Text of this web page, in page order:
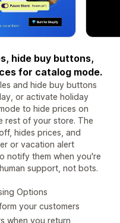
hide buy buttons,
for catalog mode.
and hide buy buttons
or activate holiday
to hide prices on
rest of your store. The
hides prices, and
or vacation alert
notify them when you're
support, not bots.
Options
your customers
when you return